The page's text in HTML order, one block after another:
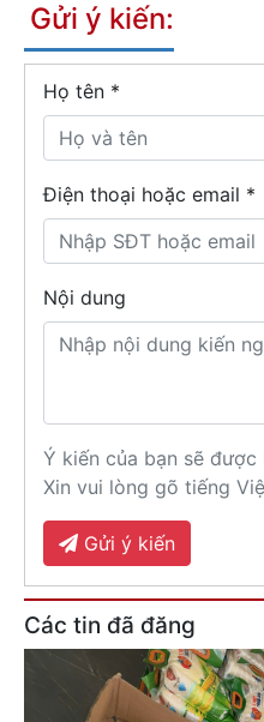
Gửi ý kiến:
Họ tên *
Điện thoại hoặc email *
Nội dung
Ý kiến của bạn sẽ
Xin vui lòng gõ tiếng
Gửi ý kiến
Các tin đã đăng